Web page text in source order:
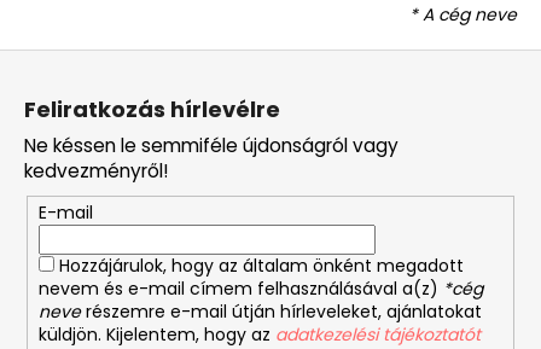
* A cég neve
L
Feliratkozás hírlevélre
Ne késsen le semmiféle újdonságról vagy
kedvezményről!
E-mail
Hozzájárulok, hogy az általam önként megadott
nevem és e-mail címem felhasználásával a(z) *cég
neverészemre e-mail útján hírleveleket, ajánlatokat
küldjön. Kijelentem, hogy az adatkezelési tájékoztatót